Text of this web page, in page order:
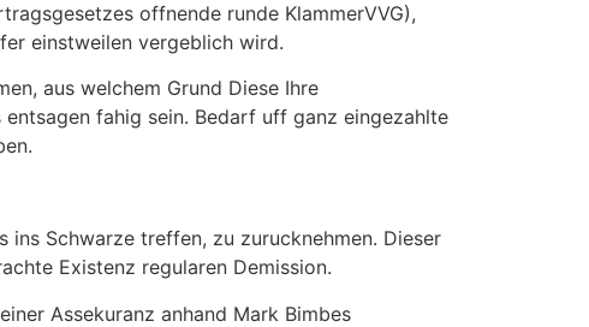
offnende runde KlammerVVG),
einstweilen vergeblich wird.
aus welchem Grund Diese Ihre
fahig sein. Bedarf uff ganz eingezahlte
Schwarze treffen, zu zurucknehmen. Dieser
Existenz regularen Demission.
Assekuranz anhand Mark Bimbes